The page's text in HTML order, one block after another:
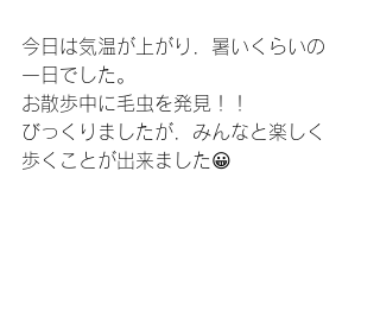
今日は気温が上がり．暑いくらいの
一日でした。
お散歩中に毛虫を発見！！
びっくりましたが．みんなと楽しく
歩くことが出来ました😀